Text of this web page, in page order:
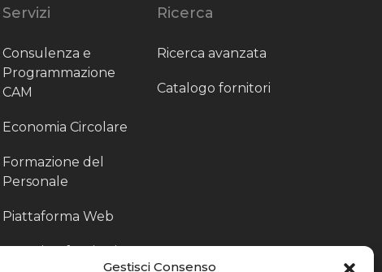
Gestisci Consenso
Servizi
Consulenza e
Programmazione
CAM
Economia Circolare
Formazione del
Personale
Piattaforma Web
Scouting fornitori
Ricerca
Ricerca avanzata
Catalogo fornitori